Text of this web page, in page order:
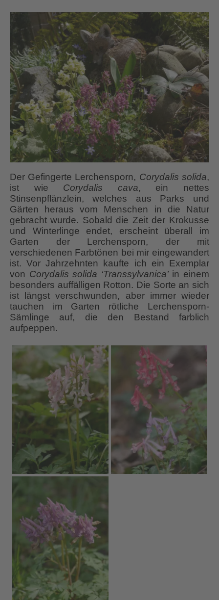
Der Gefingerte Lerchensporn, Corydalis solida,
ist wie Corydalis cava, ein nettes
Stinsenpflänzlein, welches aus Parks und
Gärten heraus vom Menschen in die Natur
gebracht wurde. Sobald die Zeit der Krokusse
und Winterlinge endet, erscheint überall im
Garten der Lerchensporn, der mit
verschiedenen Farbtönen bei mir eingewandert
ist. Vor Jahrzehnten kaufte ich ein Exemplar
von Corydalis solida ‘Transsylvanica’in einem
besonders auffälligen Rotton. Die Sorte an sich
ist längst verschwunden, aber immer wieder
tauchen im Garten rötliche Lerchensporn-
Sämlinge auf, die den Bestand farblich
aufpeppen.